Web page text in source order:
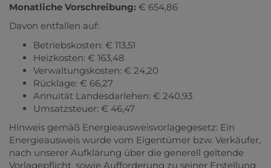
Monatliche Vorschreibung: € 654,86
Davon entfallen auf:
Betriebskosten: € 113,51
Heizkosten: € 163,48
Verwaltungskosten: € 24,20
Rücklage: € 66,27
Annuität Landesdarlehen: € 240,93
Umsatzsteuer: € 46,47
Hinweis gemäß Energieausweisvorlagegesetz: Ein
Energieausweis wurde vom Eigentümer bzw. Verkäufer,
nach unserer Aufklärung über die generell geltende
Vorlagepflicht, sowie Aufforderung zu seiner Erstellung